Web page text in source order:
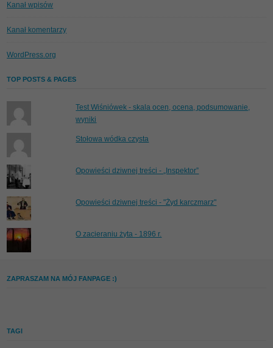
Kanał wpisów
Kanał komentarzy
WordPress.org
TOP POSTS & PAGES
Test Wiśniówek - skala ocen, ocena, podsumowanie,
wyniki
Stołowa wódka czysta
Opowieści dziwnej treści - „Inspektor”
Opowieści dziwnej treści - "Żyd karczmarz"
O zacieraniu żyta - 1896 r.
ZAPRASZAM NA MÓJ FANPAGE :)
TAGI